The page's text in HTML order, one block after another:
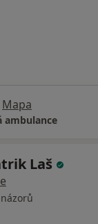
Mapa
ambulance
Laš